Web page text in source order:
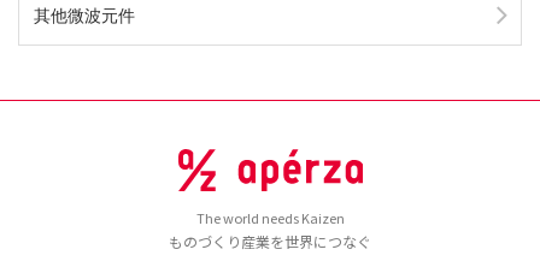
其他微波元件
The world needs Kaizen
ものづくり産業を世界につなぐ